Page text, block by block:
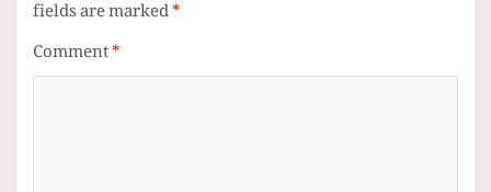
fields are marked*
Comment*